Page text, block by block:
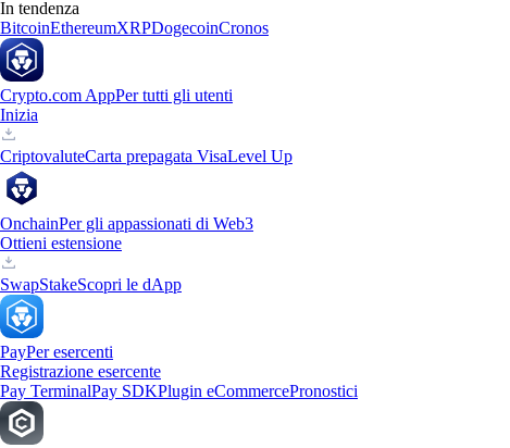
In tendenza
BitcoinEthereumXRPDogecoinCronos
Crypto.com AppPer tutti gli utenti
Inizia
CriptovaluteCarta prepagata VisaLevel Up
OnchainPer gli appassionati di Web3
Ottieni estensione
SwapStakeScopri le dApp
PayPer esercenti
Registrazione esercente
Pay TerminalPay SDKPlugin eCommercePronostici